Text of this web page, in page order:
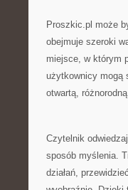
Proszkic.pl może
obejmuje szeroki
miejsce, w którym
użytkownicy mogą
otwartą,
Czytelnik
sposób myślenia.
działań,